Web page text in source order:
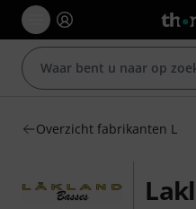
Overzicht fabrikanten L